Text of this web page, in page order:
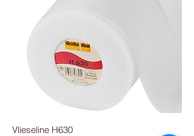
Vlieseline H630